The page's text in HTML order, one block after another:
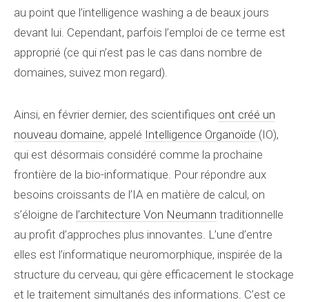
au point que l’intelligence washing a de beaux jours
devant lui. Cependant, parfois l’emploi de ce terme est
approprié (ce qui n’est pas le cas dans nombre de
domaines, suivez mon regard).
Ainsi, en février dernier, des scientifiques ont créé un
nouveau domaine, appelé Intelligence Organoïde (IO),
qui est désormais considéré comme la prochaine
frontière de la bio-informatique. Pour répondre aux
besoins croissants de l’IA en matière de calcul, on
s’éloigne de l’architecture Von Neumann traditionnelle
au profit d’approches plus innovantes. L’une d’entre
elles est l’informatique neuromorphique, inspirée de la
structure du cerveau, qui gère efficacement le stockage
et le traitement simultanés des informations. C’est ce